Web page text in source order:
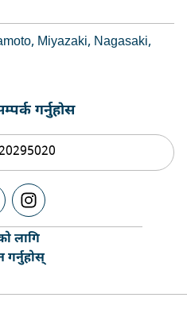
Miyazaki Nagasaki
गर्नुहोस
लागि
गर्नुहोस्